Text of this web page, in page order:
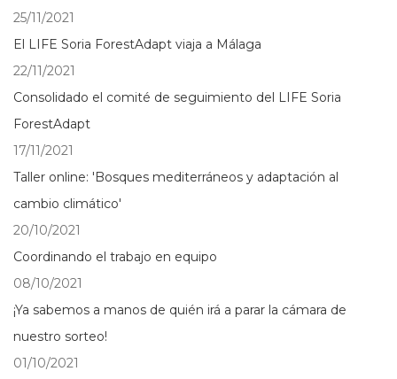
25/11/2021
El LIFE Soria ForestAdapt viaja a Málaga
22/11/2021
Consolidado el comité de seguimiento del LIFE Soria
ForestAdapt
17/11/2021
Taller online: 'Bosques mediterráneos y adaptación al
cambio climático'
20/10/2021
Coordinando el trabajo en equipo
08/10/2021
¡Ya sabemos a manos de quién irá a parar la cámara de
nuestro sorteo!
01/10/2021